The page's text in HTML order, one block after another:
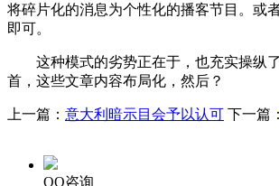
将碎片化的消息为个性化的播客节目。或
即可。
这种模式的劣势正在于，也充实操纵了
首，这些文章内容布局化，然后？
上一篇： 意大利暗示目会予以认可 下一篇：
QQ咨询